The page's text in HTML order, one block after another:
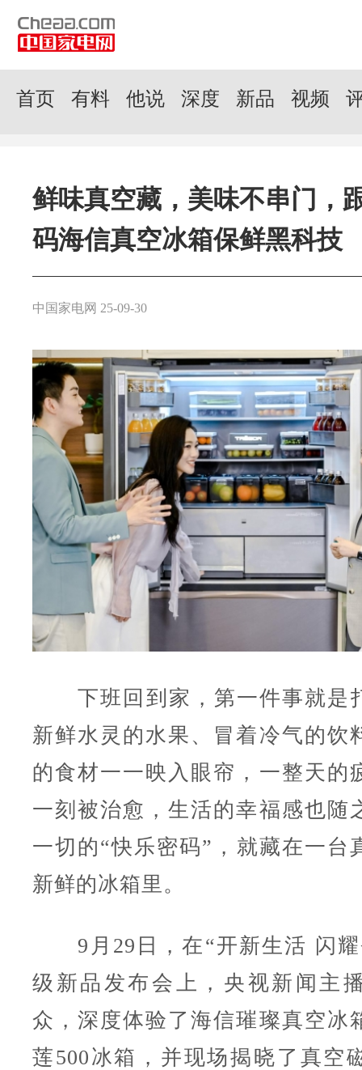
首页 有料 他说 深度 新品 视频
鲜味真空藏，美味不串门，
码海信真空冰箱保鲜黑科技
中国家电网 25-09-30
下班回到家，第一件事就是
新鲜水灵的水果、冒着冷气的饮
的食材一一映入眼帘，一整天的
一刻被治愈，生活的幸福感也随
一切的“快乐密码”，就藏在一台
新鲜的冰箱里。
9月29日，在“开新生活 闪耀
级新品发布会上，央视新闻主
众，深度体验了海信璀璨真空冰
莲500冰箱，并现场揭晓了真空